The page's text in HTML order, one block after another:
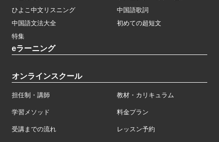
ひよこ中文リスニング
中国語歌詞
中国語文法大全
初めての超短文
特集
eラーニング
オンラインスクール
担任制・講師 教材・カリキュラム
学習メソッド 料金プラン
受講までの流れ レッスン予約